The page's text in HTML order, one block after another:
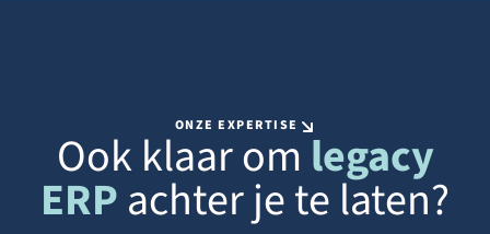
ONZE EXPERTISE
Ook klaar om legacy
ERPachter je te laten?